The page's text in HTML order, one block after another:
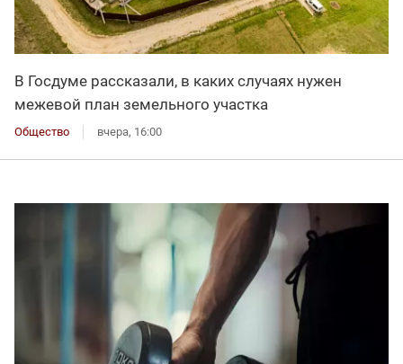
В Госдуме рассказали, в каких случаях нужен
межевой план земельного участка
Общество вчера, 16:00